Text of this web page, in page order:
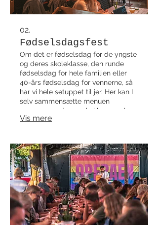
02.
Fødselsdagsfest
Om det er fødselsdag for de yngste
og deres skoleklasse, den runde
fødselsdag for hele familien eller
40-års fødselsdag for vennerne, så
har vi hele setuppet til jer. Her kan I
selv sammensætte menuen
sammen med vores kokke og selv
designe jeres fest med vores
80'er tema, karaoke, røgmaskine, DJ,
live musik, croquis, quiz, eller hvad
end I har lyst til. Rammerne for
festen kan være Operaen eller vores
private lejlighed på 1. sal.
Vis mere